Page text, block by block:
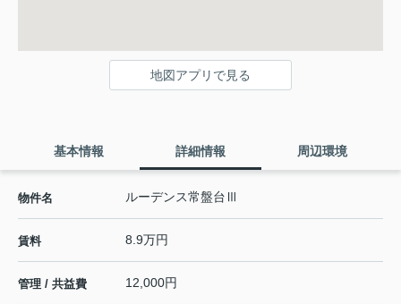
地図アプリで見る
基本情報 詳細情報 周辺環境
物件名 ルーデンス常盤台Ⅲ
賃料 8.9万円
管理 / 共益費 12,000円